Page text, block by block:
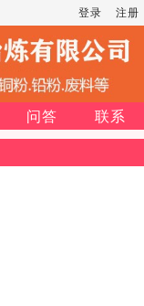
登录 注册
问答
联系